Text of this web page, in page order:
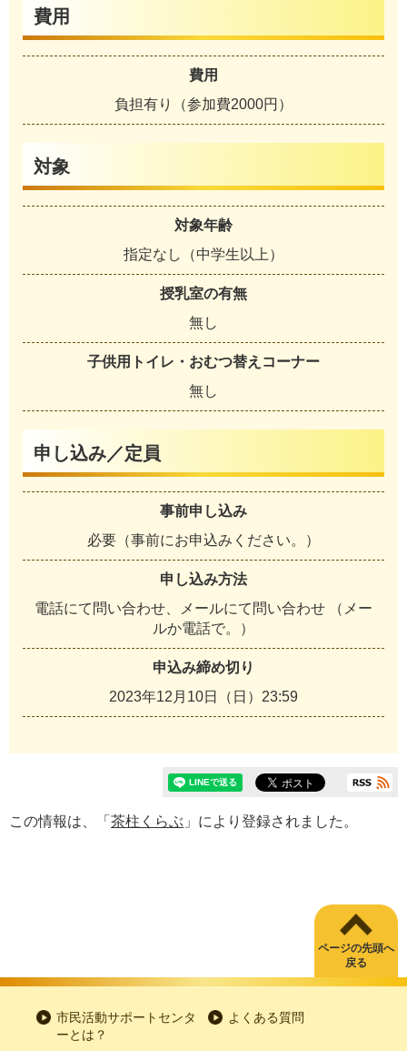
費用
費用
負担有り（参加費2000円）
対象
対象年齢
指定なし（中学生以上）
授乳室の有無
無し
子供用トイレ・おむつ替えコーナー
無し
申し込み／定員
事前申し込み
必要（事前にお申込みください。）
申し込み方法
電話にて問い合わせ、メールにて問い合わせ （メー
ルか電話で。）
申込み締め切り
2023年12月10日（日）23:59
この情報は、「 茶柱くらぶ 」により登録されました。
ページの先頭へ
戻る
市民活動サポートセンタ
ーとは？
よくある質問